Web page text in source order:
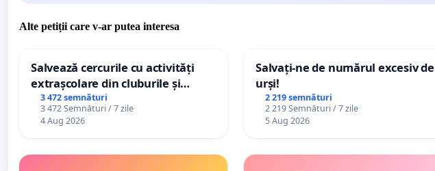
Alte petiții care v-ar putea interesa
Salvează cercurile cu activități
extrașcolare din cluburile și
palatele copiilor
3 472 semnături
3 472 Semnături / 7 zile
4 Aug 2026
Salvați-ne de numărul excesiv de
urși!
2 219 semnături
2 219 Semnături / 7 zile
5 Aug 2026